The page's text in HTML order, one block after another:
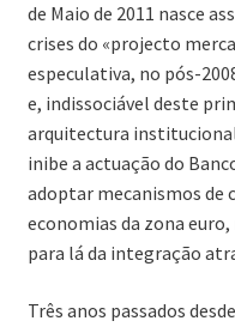
de Maio de 2011 nasce
crises do «projecto
especulativa, no pós-
e, indissociável deste
arquitectura
inibe a actuação do
adoptar mecanismos de
economias da zona
para lá da integração
Três anos passados